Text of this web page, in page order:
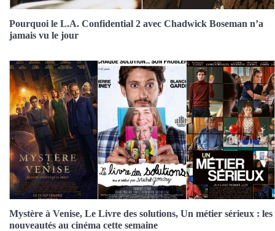
Pourquoi le L.A. Confidential 2 avec Chadwick Boseman n’a
jamais vu le jour
Mystère à Venise, Le Livre des solutions, Un métier sérieux : les
nouveautés au cinéma cette semaine